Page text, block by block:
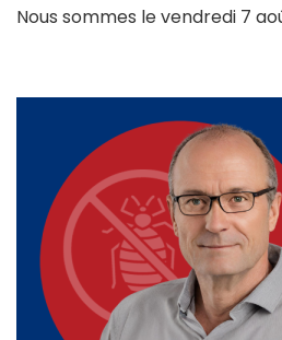
Nous sommes le vendredi 7